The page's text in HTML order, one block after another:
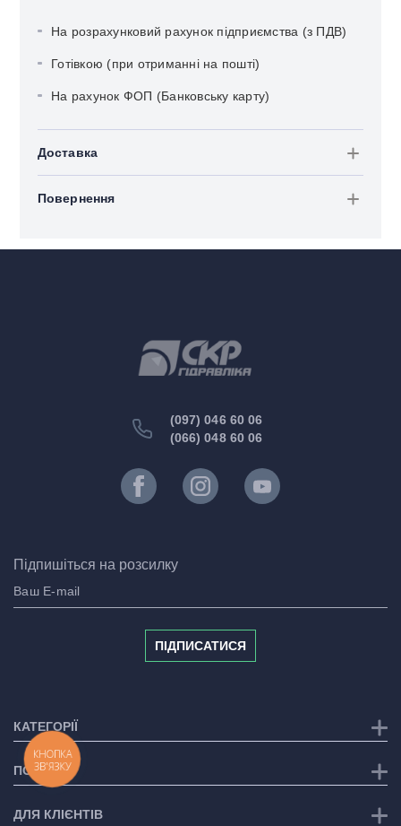
На розрахунковий рахунок підприємства (з ПДВ)
Готівкою (при отриманні на пошті)
На рахунок ФОП (Банковську карту)
Доставка
Повернення
(097) 046 60 06
(066) 048 60 06
Підпишіться на розсилку
ПІДПИСАТИСЯ
КАТЕГОРІЇ
ПОСЛУГИ
ДЛЯ КЛІЄНТІВ
КНОПКА
ЗВ'ЯЗКУ